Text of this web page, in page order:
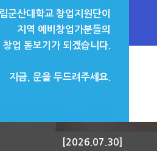
군산대학교 창업지원단이
지역 예비창업가분들의
창업 돋보기가 되겠습니다.
지금, 문을 두드려주세요.
[2026.07.30]